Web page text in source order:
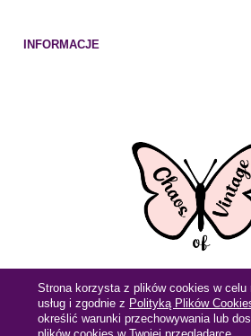
Strona korzysta z plików cookies w celu
usług i zgodnie z Polityką Plików
określić warunki przechowywania lub
INFORMACJE
Pokaż pełną wersję
Sklep internetowy